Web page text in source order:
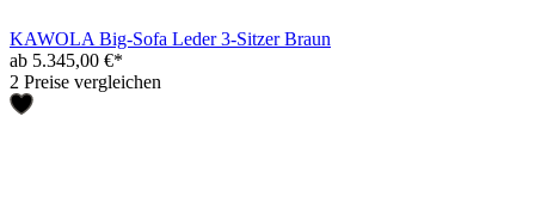
KAWOLA Big-Sofa Leder 3-Sitzer Braun
ab 5.345,00 €*
2 Preise vergleichen